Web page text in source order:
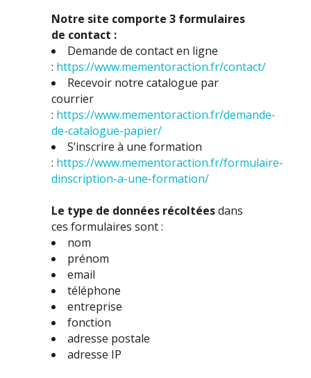
Notre site comporte 3 formulaires
de contact :
Demande de contact en ligne
: https://www.mementoraction.fr/contact/
Recevoir notre catalogue par
courrier
: https://www.mementoraction.fr/demande-
de-catalogue-papier/
S’inscrire à une formation
: https://www.mementoraction.fr/formulaire-
dinscription-a-une-formation/
Le type de données récoltéesdans
ces formulaires sont :
nom
prénom
email
téléphone
entreprise
fonction
adresse postale
adresse IP